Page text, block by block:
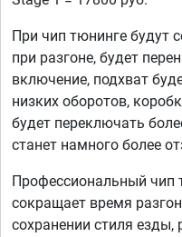
При чип тюнинге будут
при разгоне, будет
включение, подхват
низких оборотов,
будет переключать
станет намного более
Профессиональный чип
сокращает время
сохранении стиля езды,